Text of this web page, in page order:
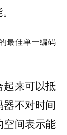
最佳单一编码
起来可以抵
不对时间
空间表示能